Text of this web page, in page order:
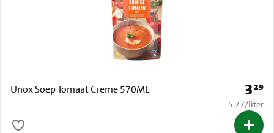
Unox Soep Tomaat Creme 570ML Prijs:
329
€ 5,77 per
5,77/liter